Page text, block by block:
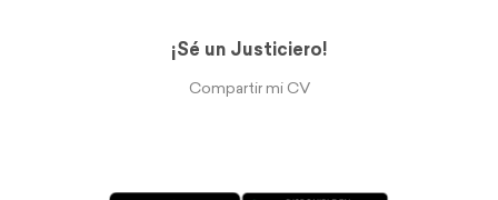
¡Sé un Justiciero!
Compartir mi CV